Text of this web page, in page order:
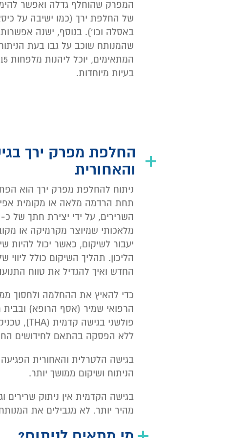
המפרק שהוחלף גדלה ואפשר
של החלפת ירך (כמו ישיבה על
באסלה וכו’). בנוסף, ישנה אפשרות
שהמנותח שוכב על גבו בעת
בעיות מיוחדות.
החלפת מפרק ירך
והאחורית
ניתוח להחלפת מפרק ירך הוא
תחת הרדמה מלאה או מקומית
מלאכותי שמיוצר מקרמיקה או
יעבור לשיקום, כאשר יכול להיות
הליכון. תהליך השיקום כולל
החדש ואיך להגדיל את טווח
כדי להאיץ את ההחלמה ולחסוך
הרפואי שמיר (אסף הרופא) ובבית
ללא הפסקה בהתאם לחידושים
בגישה הלטרלית והאחורית הפגיעה
הניתוח ושיקום ממושך יותר.
בגישה הקדמית אין ניתוק שרירים
מהיר יותר. לא מגבילים את